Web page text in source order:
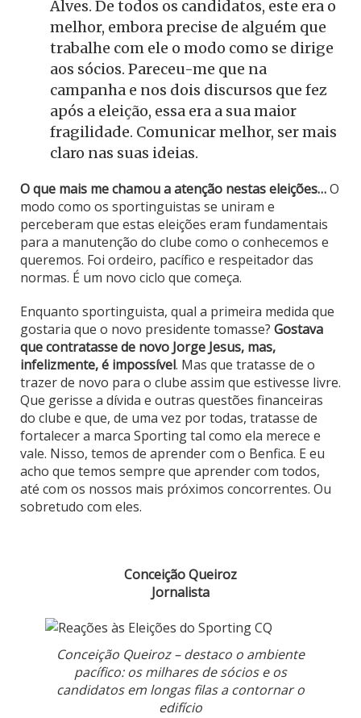
Alves. De todos os candidatos, este era o
melhor, embora precise de alguém que
trabalhe com ele o modo como se dirige
aos sócios. Pareceu-me que na
campanha e nos dois discursos que fez
após a eleição, essa era a sua maior
fragilidade. Comunicar melhor, ser mais
claro nas suas ideias.
O que mais me chamou a atenção nestas eleições…O
modo como os sportinguistas se uniram e
perceberam que estas eleições eram fundamentais
para a manutenção do clube como o conhecemos e
queremos. Foi ordeiro, pacífico e respeitador das
normas. É um novo ciclo que começa.
Enquanto sportinguista, qual a primeira medida que
gostaria que o novo presidente tomasse? Gostava
que contratasse de novo Jorge Jesus, mas,
infelizmente, é impossível. Mas que tratasse de o
trazer de novo para o clube assim que estivesse livre.
Que gerisse a dívida e outras questões financeiras
do clube e que, de uma vez por todas, tratasse de
fortalecer a marca Sporting tal como ela merece e
vale. Nisso, temos de aprender com o Benfica. E eu
acho que temos sempre que aprender com todos,
até com os nossos mais próximos concorrentes. Ou
sobretudo com eles.
Conceição Queiroz
Jornalista
Conceição Queiroz – destaco o ambiente
pacífico: os milhares de sócios e os
candidatos em longas filas a contornar o
edifício